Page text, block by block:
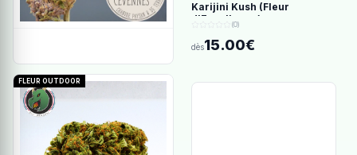
Karijini Kush (Fleur
d'Excellence)
(0)
dès15.00€
FLEUR OUTDOOR